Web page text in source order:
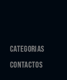
CATEGORIAS
CONTACTOS